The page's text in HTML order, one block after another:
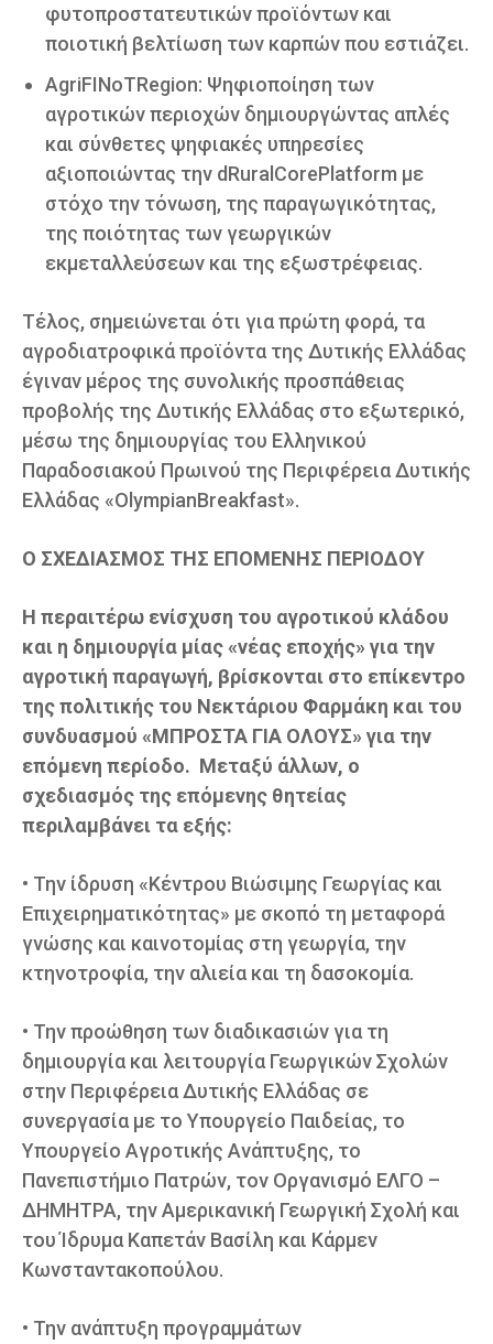
φυτοπροστατευτικών προϊόντων και
ποιοτική βελτίωση των καρπών που εστιάζει.
AgriFINoTRegion: Ψηφιοποίηση των
αγροτικών περιοχών δημιουργώντας απλές
και σύνθετες ψηφιακές υπηρεσίες
αξιοποιώντας την dRuralCorePlatform με
στόχο την τόνωση, της παραγωγικότητας,
της ποιότητας των γεωργικών
εκμεταλλεύσεων και της εξωστρέφειας.
Τέλος, σημειώνεται ότι για πρώτη φορά, τα
αγροδιατροφικά προϊόντα της Δυτικής Ελλάδας
έγιναν μέρος της συνολικής προσπάθειας
προβολής της Δυτικής Ελλάδας στο εξωτερικό,
μέσω της δημιουργίας του Ελληνικού
Παραδοσιακού Πρωινού της Περιφέρεια Δυτικής
Ελλάδας «OlympianBreakfast».
Ο ΣΧΕΔΙΑΣΜΟΣ ΤΗΣ ΕΠΟΜΕΝΗΣ ΠΕΡΙΟΔΟΥ
Η περαιτέρω ενίσχυση του αγροτικού κλάδου
και η δημιουργία μίας «νέας εποχής» για την
αγροτική παραγωγή, βρίσκονται στο επίκεντρο
της πολιτικής του Νεκτάριου Φαρμάκη και του
συνδυασμού «ΜΠΡΟΣΤΑ ΓΙΑ ΟΛΟΥΣ» για την
επόμενη περίοδο. Μεταξύ άλλων, ο
σχεδιασμός της επόμενης θητείας
περιλαμβάνει τα εξής:
• Την ίδρυση «Κέντρου Βιώσιμης Γεωργίας και
Επιχειρηματικότητας» με σκοπό τη μεταφορά
γνώσης και καινοτομίας στη γεωργία, την
κτηνοτροφία, την αλιεία και τη δασοκομία.
• Την προώθηση των διαδικασιών για τη
δημιουργία και λειτουργία Γεωργικών Σχολών
στην Περιφέρεια Δυτικής Ελλάδας σε
συνεργασία με το Υπουργείο Παιδείας, το
Υπουργείο Αγροτικής Ανάπτυξης, το
Πανεπιστήμιο Πατρών, τον Οργανισμό ΕΛΓΟ –
ΔΗΜΗΤΡΑ, την Αμερικανική Γεωργική Σχολή και
του Ίδρυμα Καπετάν Βασίλη και Κάρμεν
Κωνσταντακοπούλου.
• Την ανάπτυξη προγραμμάτων